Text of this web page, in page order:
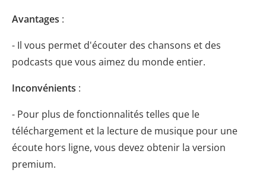
Avantages :
- Il vous permet d'écouter des chansons et des
podcasts que vous aimez du monde entier.
Inconvénients :
- Pour plus de fonctionnalités telles que le
téléchargement et la lecture de musique pour une
écoute hors ligne, vous devez obtenir la version
premium.